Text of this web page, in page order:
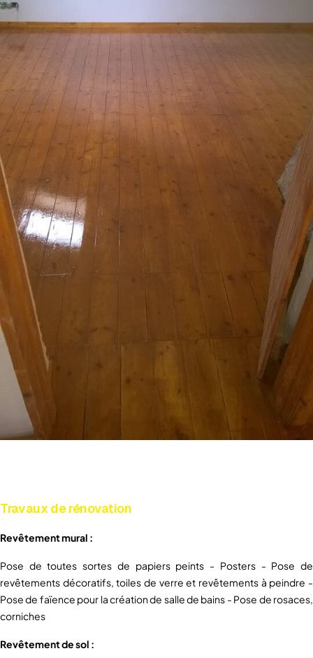
Travaux de rénovation
Revêtement mural :
Pose de toutes sortes de papiers peints - Posters - Pose de
revêtements décoratifs, toiles de verre et revêtements à peindre -
Pose de faïence pour la création de salle de bains - Pose de rosaces,
corniches
Revêtement de sol :